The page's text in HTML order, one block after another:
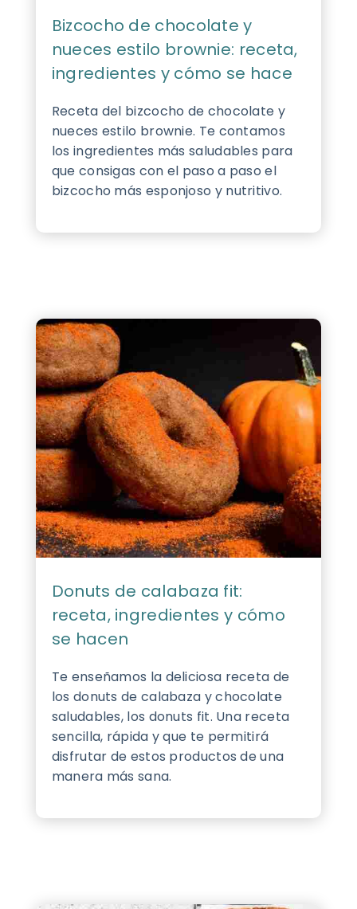
Bizcocho de chocolate y
nueces estilo brownie: receta,
ingredientes y cómo se hace
Receta del bizcocho de chocolate y
nueces estilo brownie. Te contamos
los ingredientes más saludables para
que consigas con el paso a paso el
bizcocho más esponjoso y nutritivo.
Donuts de calabaza fit:
receta, ingredientes y cómo
se hacen
Te enseñamos la deliciosa receta de
los donuts de calabaza y chocolate
saludables, los donuts fit. Una receta
sencilla, rápida y que te permitirá
disfrutar de estos productos de una
manera más sana.